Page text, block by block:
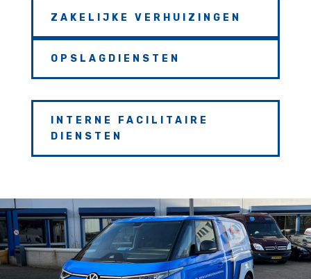
ZAKELIJKE VERHUIZINGEN
OPSLAGDIENSTEN
INTERNE FACILITAIRE
DIENSTEN